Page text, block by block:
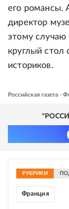
его романсы.
директор
этому случаю
круглый стол
историков.
Российская газета
РУБРИКИ
Франция